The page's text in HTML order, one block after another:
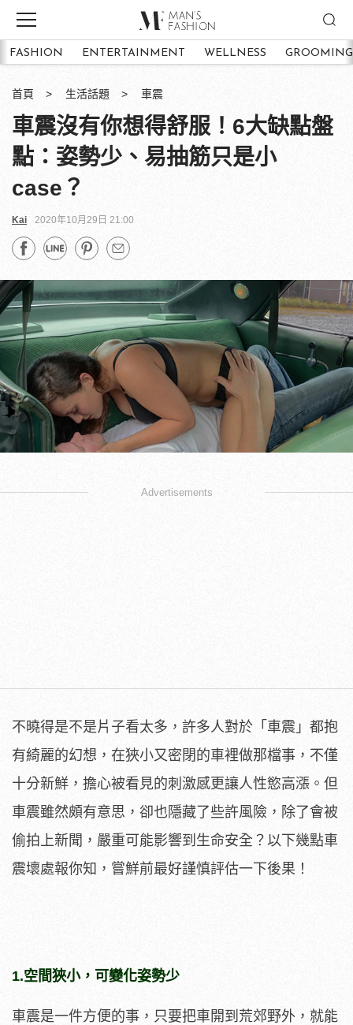
FASHION ENTERTAINMENT WELLNESS GROOMING
首頁 生活話題 車震
車震沒有你想得舒服！6大缺點盤
點：姿勢少、易抽筋只是小
case？
Kai 2020年10月29日 21:00
Advertisements
不曉得是不是片子看太多，許多人對於「車震」都抱
有綺麗的幻想，在狹小又密閉的車裡做那檔事，不僅
十分新鮮，擔心被看見的刺激感更讓人性慾高漲。但
車震雖然頗有意思，卻也隱藏了些許風險，除了會被
偷拍上新聞，嚴重可能影響到生命安全？以下幾點車
震壞處報你知，嘗鮮前最好謹慎評估一下後果！
1.空間狹小，可變化姿勢少
車震是一件方便的事，只要把車開到荒郊野外，就能